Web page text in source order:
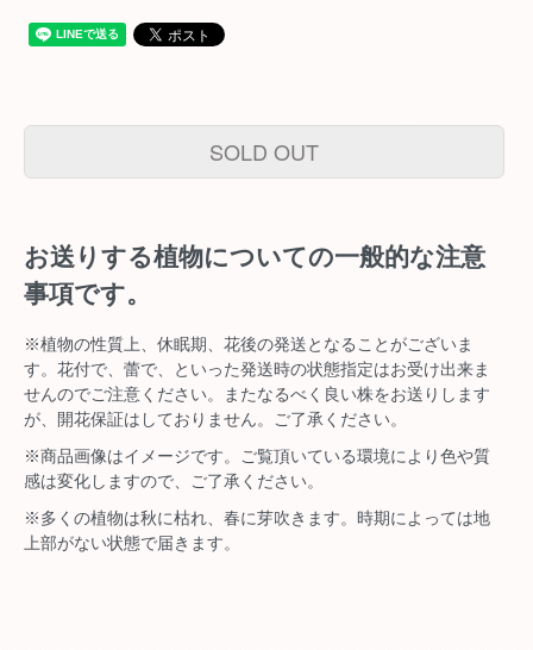
SOLD OUT
お送りする植物についての一般的な注意
事項です。
※植物の性質上、休眠期、花後の発送となることがございま
す。花付で、蕾で、といった発送時の状態指定はお受け出来ま
せんのでご注意ください。またなるべく良い株をお送りします
が、開花保証はしておりません。ご了承ください。
※商品画像はイメージです。ご覧頂いている環境により色や質
感は変化しますので、ご了承ください。
※多くの植物は秋に枯れ、春に芽吹きます。時期によっては地
上部がない状態で届きます。